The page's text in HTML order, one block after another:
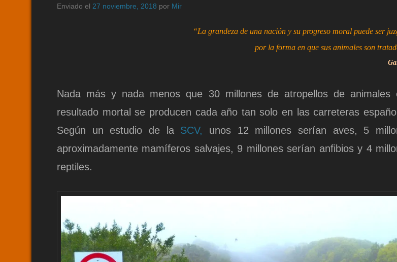
Enviado el 27 noviembre, 2018 por Mir
“La grandeza de una nación y su progreso moral puede ser
por la forma en que sus animales son
Nada más y nada menos que 30 millones de atropellos de animales
resultado mortal se producen cada año tan solo en las carreteras
Según un estudio de la SCV,
unos 12 millones serían aves, 5
aproximadamente mamíferos salvajes, 9 millones serían anfibios y 4
reptiles.